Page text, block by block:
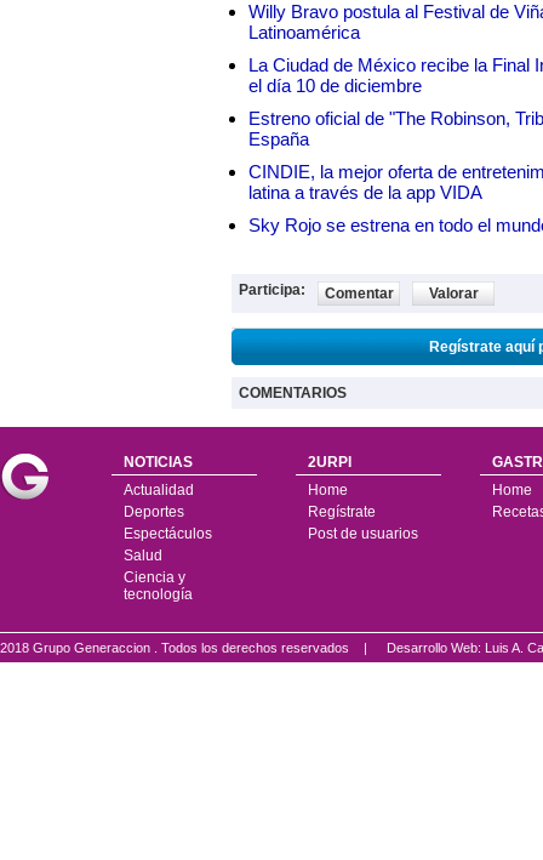
Willy Bravo postula al Festival de
Latinoamérica
La Ciudad de México recibe la Final
el día 10 de diciembre
Estreno oficial de "The Robinson,
España
CINDIE, la mejor oferta de
latina a través de la app VIDA
Sky Rojo se estrena en todo el
Participa: Comentar Valorar
Regístrate aquí
COMENTARIOS
NOTICIAS
Actualidad
Deportes
Espectáculos
Salud
Ciencia y
tecnología
2URPI
Home
Regístrate
Post de usuarios
Home
2018 Grupo Generaccion . Todos los derechos reservados | Desarrollo Web: Luis